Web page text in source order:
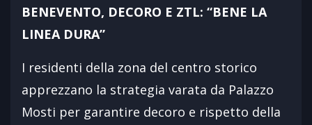
BENEVENTO, DECORO E ZTL: “BENE LA
LINEA DURA”
I residenti della zona del centro storico
apprezzano la strategia varata da Palazzo
Mosti per garantire decoro e rispetto della